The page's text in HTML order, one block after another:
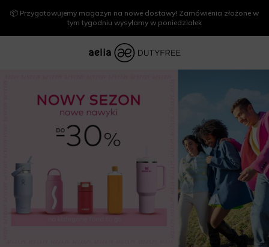
📦 Przygotowujemy magazyn na nowe dostawy! Zamówienia złożone w
tym tygodniu wysyłamy w poniedziałek